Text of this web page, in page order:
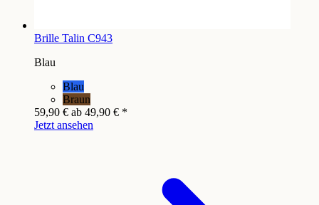
Brille Talin C943
Blau
Blau
Braun
59,90 € ab 49,90 € *
Jetzt ansehen